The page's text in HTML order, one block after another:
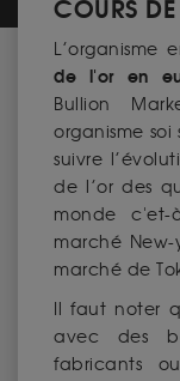
COURS
de l'or en
Bullion
organisme
suivre
de l’or des
monde c'et-
marché
marché de
Il faut noter
avec des
fabricants